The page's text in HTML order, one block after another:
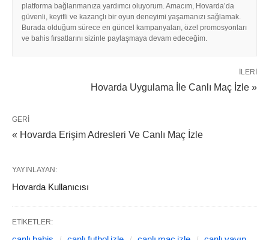
platforma bağlanmanıza yardımcı oluyorum. Amacım, Hovarda’da
güvenli, keyifli ve kazançlı bir oyun deneyimi yaşamanızı sağlamak.
Burada olduğum sürece en güncel kampanyaları, özel promosyonları
ve bahis fırsatlarını sizinle paylaşmaya devam edeceğim.
İLERI
Hovarda Uygulama İle Canlı Maç İzle »
GERI
« Hovarda Erişim Adresleri Ve Canlı Maç İzle
YAYINLAYAN:
Hovarda Kullanıcısı
ETIKETLER: